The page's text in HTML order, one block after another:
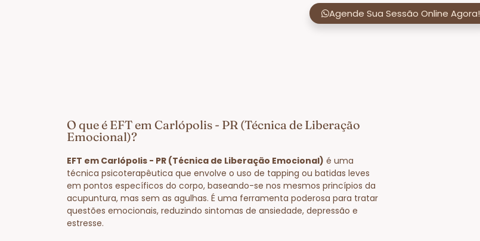
Agende Sua Sessão Online Agora!
O que é EFT em Carlópolis - PR (Técnica de Liberação
Emocional)?
EFT em Carlópolis - PR (Técnica de Liberação Emocional) é uma
técnica psicoterapêutica que envolve o uso de tapping ou batidas leves
em pontos específicos do corpo, baseando-se nos mesmos princípios da
acupuntura, mas sem as agulhas. É uma ferramenta poderosa para tratar
questões emocionais, reduzindo sintomas de ansiedade, depressão e
estresse.